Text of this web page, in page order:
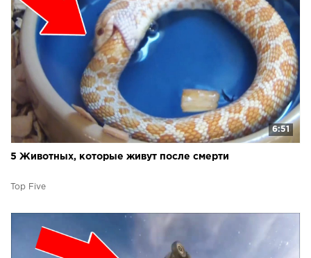
6:51
5 Животных, которые живут после смерти
Top Five